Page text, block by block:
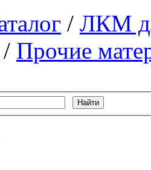
/ ЛКМ
/ Прочие
Найти